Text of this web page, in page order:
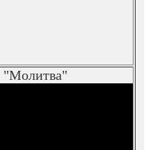
"Молитва"